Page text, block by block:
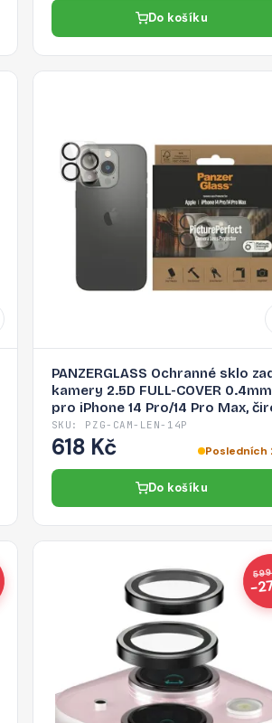
Do košíku
PANZERGLASS Ochranné sklo
kamery 2.5D FULL-COVER 0.4mm
pro iPhone 14 Pro/14 Pro Max,
SKU: PZG-CAM-LEN-14P
618 Kč Posledních
Do košíku